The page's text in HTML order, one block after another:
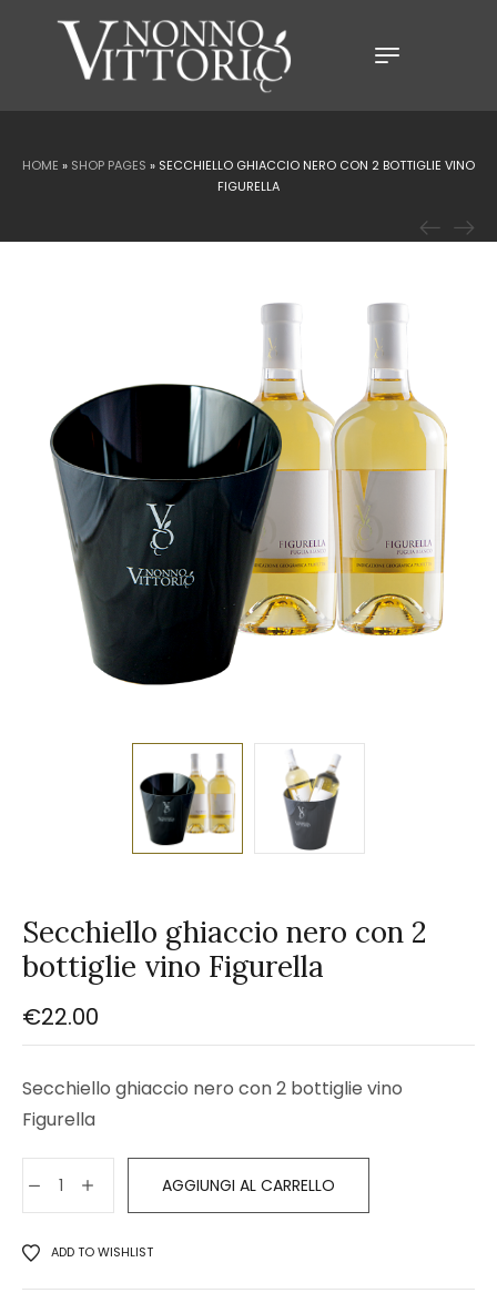
HOME » SHOP PAGES » SECCHIELLO GHIACCIO NERO CON 2 BOTTIGLIE VINO
FIGURELLA
Secchiello ghiaccio nero con 2
bottiglie vino Figurella
€22.00
Secchiello ghiaccio nero con 2 bottiglie vino
Figurella
AGGIUNGI AL CARRELLO
ADD TO WISHLIST